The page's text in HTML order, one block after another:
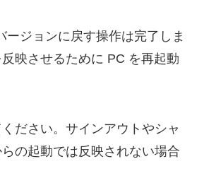
ージョンに戻す操作は完了しま
映させるために PC を再起動
ださい。サインアウトやシャ
の起動では反映されない場合